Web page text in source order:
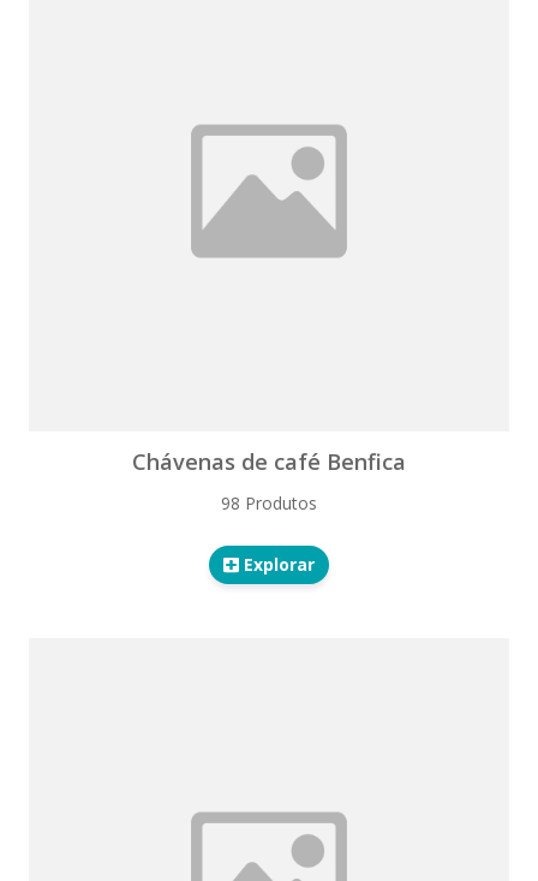
Chávenas de café Benfica
98 Produtos
Explorar